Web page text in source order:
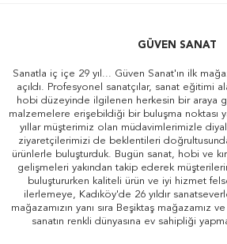
GÜVEN SANAT
Sanatla iç içe 29 yıl... Güven Sanat'ın ilk
açıldı. Profesyonel sanatçılar, sanat eğitimi
hobi düzeyinde ilgilenen herkesin bir araya
malzemelere erişebildiği bir buluşma noktası
yıllar müşterimiz olan müdavimlerimizle
ziyaretçilerimizi de beklentileri
ürünlerle buluşturduk. Bugün sanat, hobi ve
gelişmeleri yakından takip ederek
buluştururken kaliteli ürün ve iyi hizmet
ilerlemeye, Kadıköy'de 26 yıldır
mağazamızın yanı sıra Beşiktaş mağazamız
sanatın renkli dünyasına ev sahipliği